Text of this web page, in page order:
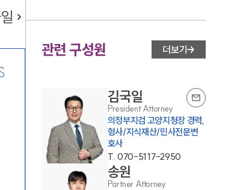
관련 구성원 더보기
김국일
President Attorney
의정부지검 고양지청장 경력,
형사/지식재산/민사전문변
호사
T. 070-5117-2950
송원
Partner Attorney